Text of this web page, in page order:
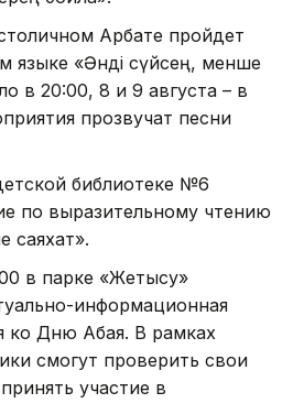
Арбате пройдет
языке «Әнді сүйсең, менше
в 20:00, 8 и 9 августа – в
прозвучат песни
библиотеке №6
по выразительному чтению
саяхат».
в парке «Жетысу»
информационная
ко Дню Абая. В рамках
смогут проверить свои
участие в